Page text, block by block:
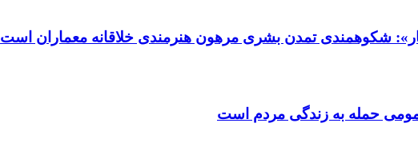
شکوهمندی تمدن بشری مرهون هنرمندی خلاقانه معماران است
حمله به زندگی مردم است